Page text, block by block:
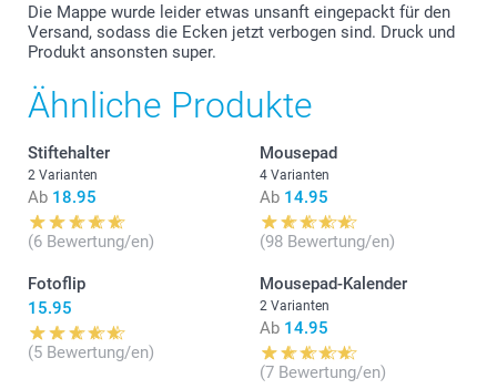
Die Mappe wurde leider etwas unsanft eingepackt für den
Versand, sodass die Ecken jetzt verbogen sind. Druck und
Produkt ansonsten super.
Ähnliche Produkte
Stiftehalter
2 Varianten
Ab 18.95
(6 Bewertung/en)
Mousepad
4 Varianten
Ab 14.95
(98 Bewertung/en)
Fotoflip
15.95
(5 Bewertung/en)
Mousepad-Kalender
2 Varianten
Ab 14.95
(7 Bewertung/en)